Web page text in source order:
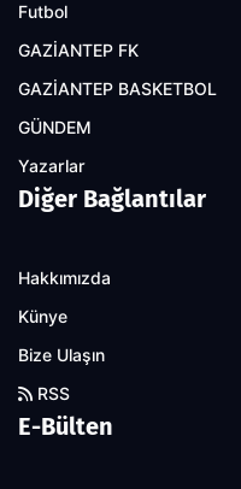
Futbol
GAZİANTEP FK
GAZİANTEP BASKETBOL
GÜNDEM
Yazarlar
Diğer Bağlantılar
Hakkımızda
Künye
Bize Ulaşın
RSS
E-Bülten